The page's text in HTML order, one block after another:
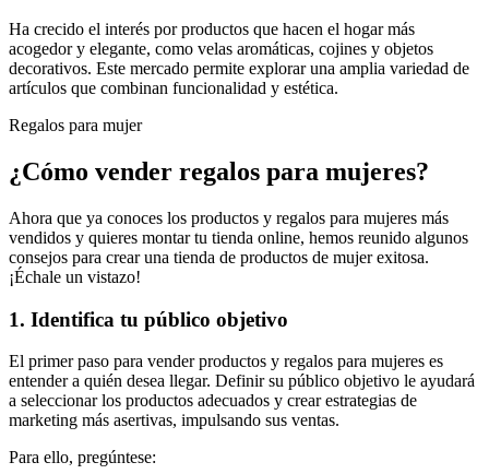
Ha crecido el interés por productos que hacen el hogar más
acogedor y elegante, como velas aromáticas, cojines y objetos
decorativos. Este mercado permite explorar una amplia variedad de
artículos que combinan funcionalidad y estética.
Regalos para mujer
¿Cómo vender regalos para mujeres?
Ahora que ya conoces los productos y regalos para mujeres más
vendidos y quieres montar tu tienda online, hemos reunido algunos
consejos para crear una tienda de productos de mujer exitosa.
¡Échale un vistazo!
1. Identifica tu público objetivo
El primer paso para vender productos y regalos para mujeres es
entender a quién desea llegar. Definir su público objetivo le ayudará
a seleccionar los productos adecuados y crear estrategias de
marketing más asertivas, impulsando sus ventas.
Para ello, pregúntese: